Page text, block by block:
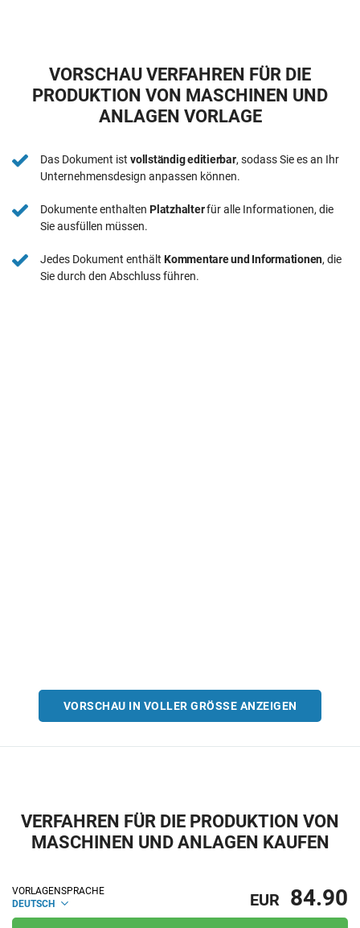
VORSCHAU VERFAHREN FÜR DIE
PRODUKTION VON MASCHINEN UND
ANLAGEN VORLAGE
Das Dokument ist vollständig editierbar, sodass Sie es an Ihr
Unternehmensdesign anpassen können.
Dokumente enthalten Platzhalterfür alle Informationen, die
Sie ausfüllen müssen.
Jedes Dokument enthält Kommentare und Informationen, die
Sie durch den Abschluss führen.
VORSCHAU IN VOLLER GRÖSSE ANZEIGEN
VERFAHREN FÜR DIE PRODUKTION VON
MASCHINEN UND ANLAGEN KAUFEN
VORLAGENSPRACHE
DEUTSCH
EUR 84.90